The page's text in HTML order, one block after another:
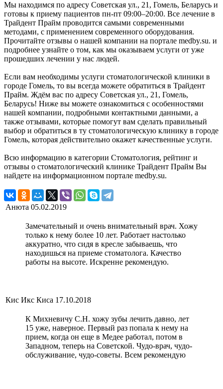
Мы находимся по адресу Советская ул., 21, Гомель, Беларусь и
готовы к приему пациентов пн-пт 09:00–20:00. Все лечение в
Трайдент Прайм проводится самыми современными
методами, с применением современного оборудования.
Прочитайте отзывы о нашей компании на портале medby.su. и
подробнее узнайте о том, как мы оказываем услуги от уже
прошедших лечении у нас людей.
Если вам необходимы услуги стоматологической клиники в
городе Гомель, то вы всегда можете обратиться в Трайдент
Прайм. Ждём вас по адресу Советская ул., 21, Гомель,
Беларусь! Ниже вы можете ознакомиться с особенностями
нашей компании, подробными контактными данными, а
также отзывами, которые помогут вам сделать правильный
выбор и обратиться в ту стоматологическую клинику в городе
Гомель, которая действительно окажет качественные услуги.
Всю информацию в категории Стоматология, рейтинг и
отзывы о стоматологический клинике Трайдент Прайм Вы
найдете на информационном портале medby.su.
Анюта 05.02.2019
Замечательный и очень внимательный врач. Хожу
только к нему более 10 лет. Работает настолько
аккуратно, что сидя в кресле забываешь, что
находишься на приеме стоматолога. Качество
работы на высоте. Искренне рекомендую.
Кис Икс Киса 17.10.2018
К Михневичу С.Н. хожу зубы лечить давно, лет
15 уже, наверное. Первый раз попала к нему на
прием, когда он еще в Медее работал, потом в
Западном, теперь на Советской. Чудо-врач, чудо-
обслуживание, чудо-советы. Всем рекомендую